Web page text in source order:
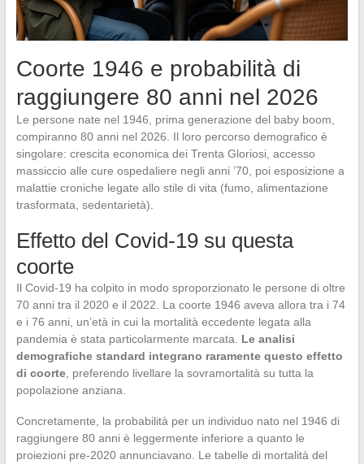
Coorte 1946 e probabilità di
raggiungere 80 anni nel 2026
Le persone nate nel 1946, prima generazione del baby boom,
compiranno 80 anni nel 2026. Il loro percorso demografico è
singolare: crescita economica dei Trenta Gloriosi, accesso
massiccio alle cure ospedaliere negli anni ’70, poi esposizione a
malattie croniche legate allo stile di vita (fumo, alimentazione
trasformata, sedentarietà).
Effetto del Covid-19 su questa
coorte
Il Covid-19 ha colpito in modo sproporzionato le persone di oltre
70 anni tra il 2020 e il 2022. La coorte 1946 aveva allora tra i 74
e i 76 anni, un’età in cui la mortalità eccedente legata alla
pandemia è stata particolarmente marcata. Le analisi
demografiche standard integrano raramente questo effetto
di coorte, preferendo livellare la sovramortalità su tutta la
popolazione anziana.
Concretamente, la probabilità per un individuo nato nel 1946 di
raggiungere 80 anni è leggermente inferiore a quanto le
proiezioni pre-2020 annunciavano. Le tabelle di mortalità del